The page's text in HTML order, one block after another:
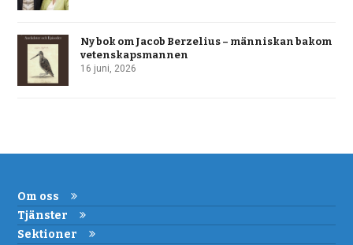
Ny bok om Jacob Berzelius – människan bakom
vetenskapsmannen
16 juni, 2026
Om oss
Tjänster
Sektioner